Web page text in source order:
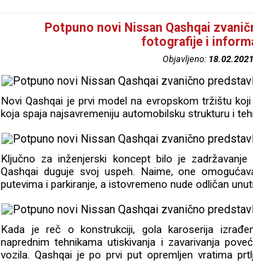
Potpuno novi Nissan Qashqai
fotografije i
Objavljeno:
Novi Qashqai je prvi model na evropskom tržištu
koja spaja najsavremeniju automobilsku strukturu i
Ključno za inženjerski koncept bilo je zadržavanje
Qashqai duguje svoj uspeh. Naime, one
putevima i parkiranje, a istovremeno nude odličan
Kada je reč o konstrukciji, gola karoserija
naprednim tehnikama utiskivanja i zavarivanja
vozila. Qashqai je po prvi put opremljen vratima